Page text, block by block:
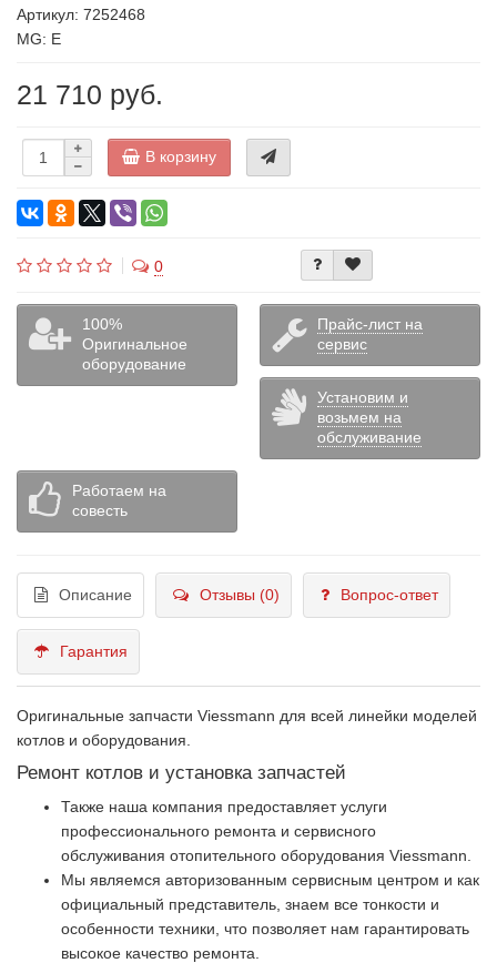
Артикул: 7252468
MG: E
21 710 руб.
В корзину
0
100%
Оригинальное
оборудование
Прайс-лист на
сервис
Установим и
возьмем на
обслуживание
Работаем на
совесть
Описание Отзывы (0) Вопрос-ответ
Гарантия
Оригинальные запчасти Viessmann для всей линейки моделей
котлов и оборудования.
Ремонт котлов и установка запчастей
Также наша компания предоставляет услуги
профессионального ремонта и сервисного
обслуживания отопительного оборудования Viessmann.
Мы являемся авторизованным сервисным центром и как
официальный представитель, знаем все тонкости и
особенности техники, что позволяет нам гарантировать
высокое качество ремонта.